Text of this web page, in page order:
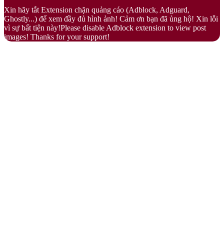
button
Xin hãy tắt Extension chặn quảng cáo (Adblock, Adguard,
Ghostly...) để xem đầy đủ hình ảnh! Cảm ơn bạn đã ủng hộ! Xin lỗi
vì sự bất tiện này!Please disable Adblock extension to view post
images! Thanks for your support!